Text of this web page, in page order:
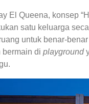
El Queena, konsep
satu keluarga
untuk benar-
bermain di playground